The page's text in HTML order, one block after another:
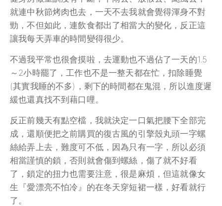
就連中秋節烤肉也去，一天不去我就會覺得渾身不對
勁，不但如此，連飲食都出了相當大的變化，反正這
讓我每天弄車的時間變得很少。
不過我平常也很會摸啦，去運動也不過佔了一天的1.5
～2小時罷了，工作也不是一整天都在忙，扣除睡覺
(其實我睡的不多)，剩下的時間都在鬼混，所以進度遲
緩也還真找不到藉口哩。
反正前幾天有點空檔，我就決定一口氣把腰下全部完
成，還順便把之前購買的復古風的引擎殼丸頭一字螺
絲給弄上去，難度可不低，因為只有一字，所以必須
相當謹慎的鎖，否則就會傷到螺絲，傷了就不好看
了，鎖定的扭力也需要注意，很是麻煩，但這就像女
生『愛漂亮不怕冷』的在冬天穿短裙一樣，好看就行
了。